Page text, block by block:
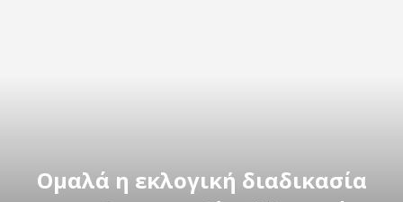
Ομαλά η εκλογική διαδικασία